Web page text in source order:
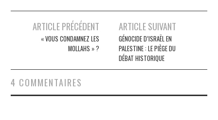
navigation
ARTICLE PRÉCÉDENT
« VOUS CONDAMNEZ LES
MOLLAHS » ?
ARTICLE SUIVANT
GÉNOCIDE D’ISRAËL EN
PALESTINE : LE PIÈGE DU
DÉBAT HISTORIQUE
4 COMMENTAIRES